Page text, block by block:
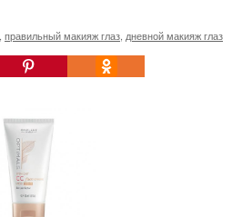
правильный макияж глаз дневной макияж глаз